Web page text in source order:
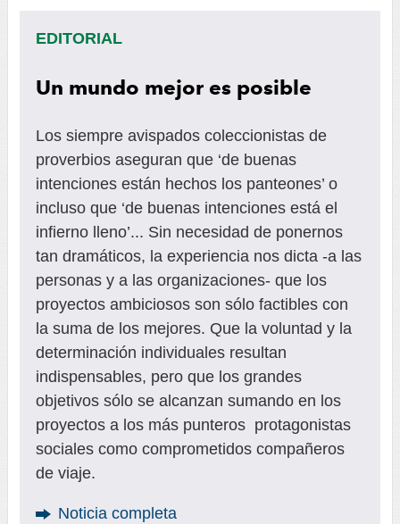
EDITORIAL
Un mundo mejor es posible
Los siempre avispados coleccionistas de
proverbios aseguran que ‘de buenas
intenciones están hechos los panteones’ o
incluso que ‘de buenas intenciones está el
infierno lleno’... Sin necesidad de ponernos
tan dramáticos, la experiencia nos dicta -a las
personas y a las organizaciones- que los
proyectos ambiciosos son sólo factibles con
la suma de los mejores. Que la voluntad y la
determinación individuales resultan
indispensables, pero que los grandes
objetivos sólo se alcanzan sumando en los
proyectos a los más punteros protagonistas
sociales como comprometidos compañeros
de viaje.
Noticia completa